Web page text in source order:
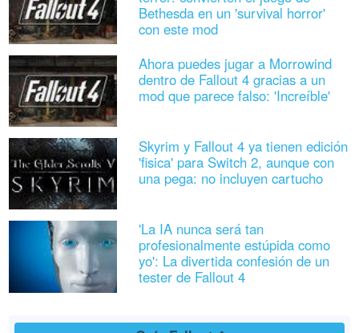
Bethesda en un 'survival horror'
con este mod
Ahora puedes jugar a Morrowind
dentro de Fallout 4 gracias a un
mod que parece falso: 'Increíble'
Skyrim y Fallout 4 ya tienen edición
'fisica' para Switch 2, aunque con
una pega: no incluyen cartucho
'La IA nunca será tan
profesionalmente estúpida como
yo': La divertida confesión de un
tester de Fallout 4